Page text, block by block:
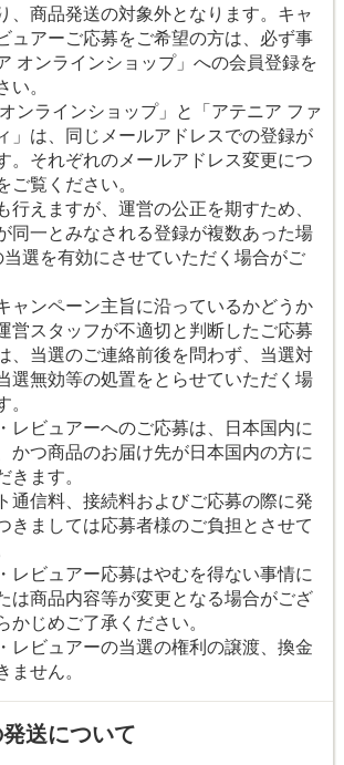
、商品発送の対象外となります。キャ
ュアーご応募をご希望の方は、必ず事
オンラインショップ」への会員登録を
い。
ンラインショップ」と「アテニア ファ
」は、同じメールアドレスでの登録が
。それぞれのメールアドレス変更につ
ご覧ください。
行えますが、運営の公正を期すため、
同一とみなされる登録が複数あった場
選を有効にさせていただく場合がご
ャンペーン主旨に沿っているかどうか
営スタッフが不適切と判断したご応募
、当選のご連絡前後を問わず、当選対
選無効等の処置をとらせていただく場
。
レビュアーへのご応募は、日本国内に
かつ商品のお届け先が日本国内の方に
きます。
通信料、接続料およびご応募の際に発
きましては応募者様のご負担とさせて
レビュアー応募はやむを得ない事情に
は商品内容等が変更となる場合がござ
かじめご了承ください。
レビュアーの当選の権利の譲渡、換金
ません。
送について